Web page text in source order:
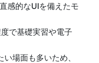
感的なUIを備えたモ
で基礎実習や電子
場面も多いため、